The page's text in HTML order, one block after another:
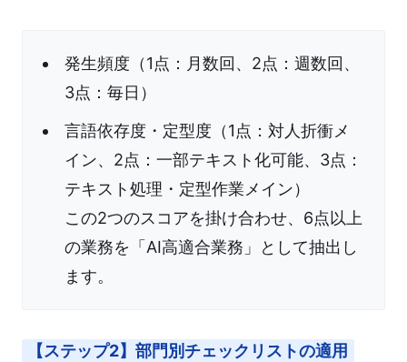
発生頻度（1点：月数回、2点：週数回、
3点：毎日）
言語依存度・定型度（1点：対人折衝メ
イン、2点：一部テキスト化可能、3点：
テキスト処理・定型作業メイン）
この2つのスコアを掛け合わせ、6点以上
の業務を「AI高適合業務」として抽出し
ます。
【ステップ2】部門別チェックリストの適用